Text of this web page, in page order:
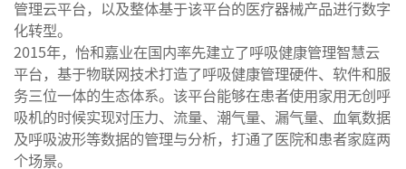
管理云平台，以及整体基于该平台的医疗器械产品进行数字
化转型。
2015年，怡和嘉业在国内率先建立了呼吸健康管理智慧云
平台，基于物联网技术打造了呼吸健康管理硬件、软件和服
务三位一体的生态体系。该平台能够在患者使用家用无创呼
吸机的时候实现对压力、流量、潮气量、漏气量、血氧数据
及呼吸波形等数据的管理与分析，打通了医院和患者家庭两
个场景。